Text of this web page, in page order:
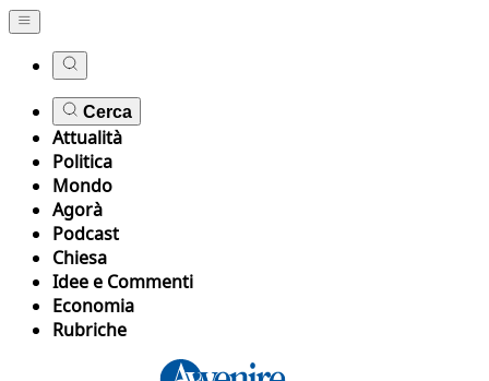
Cerca
Attualità
Politica
Mondo
Agorà
Podcast
Chiesa
Idee e Commenti
Economia
Rubriche